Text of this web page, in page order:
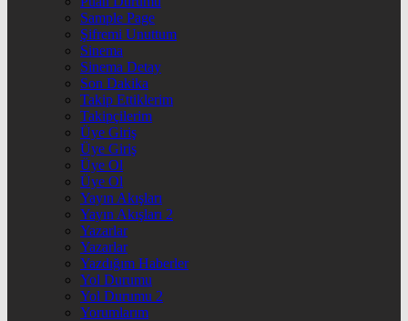
Sample Page
Şifremi Unuttum
Sinema
Sinema Detay
Son Dakika
Takip Ettiklerim
Takipçilerim
Üye Giriş
Üye Giriş
Üye Ol
Üye Ol
Yayın Akışları
Yayın Akışları 2
Yazarlar
Yazarlar
Yazdığım Haberler
Yol Durumu
Yol Durumu 2
Yorumlarım